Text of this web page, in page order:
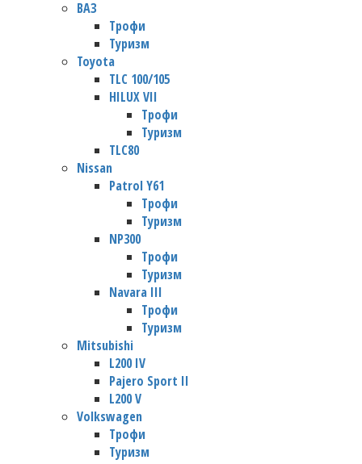
ВАЗ
Трофи
Туризм
Toyota
TLC 100/105
HILUX VII
Трофи
Туризм
TLC80
Nissan
Patrol Y61
Трофи
Туризм
NP300
Трофи
Туризм
Navara III
Трофи
Туризм
Mitsubishi
L200 IV
Pajero Sport II
L200 V
Volkswagen
Трофи
Туризм